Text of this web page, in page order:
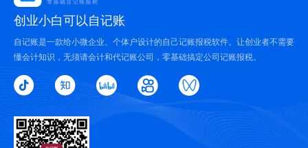
创业小白可以自记账
自记账是一款给小微企业、个体户设计的自己记账报税软件。让创业者不需要
懂会计知识，无须请会计和代记账公司，零基础搞定公司记账报税。